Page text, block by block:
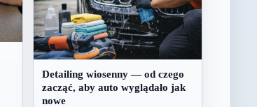
Detailing wiosenny — od czego
zacząć, aby auto wyglądało jak
nowe